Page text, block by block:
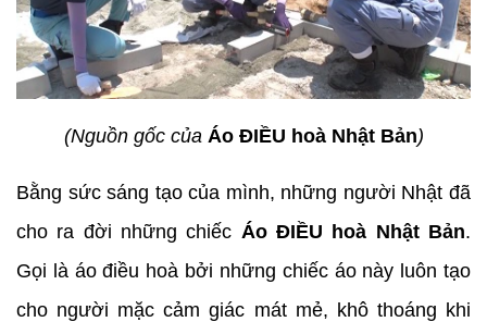
(Nguồn gốc của Áo ĐIỀU hoà Nhật Bản)
Bằng sức sáng tạo của mình, những người Nhật đã
cho ra đời những chiếc Áo ĐIỀU hoà Nhật Bản.
Gọi là áo điều hoà bởi những chiếc áo này luôn tạo
cho người mặc cảm giác mát mẻ, khô thoáng khi